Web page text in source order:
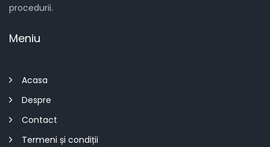
procedurii.
Meniu
Acasa
Despre
Contact
Termeni și condiții